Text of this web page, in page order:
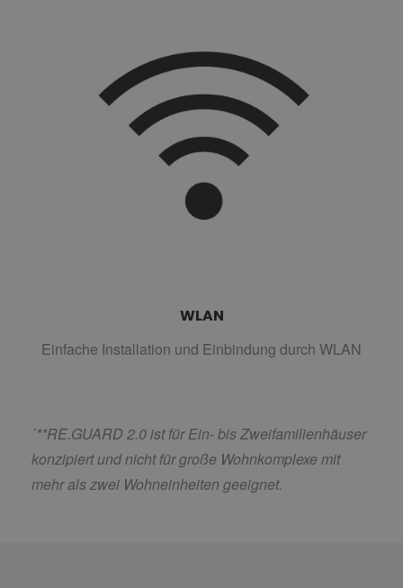
WLAN
Einfache Installation und Einbindung durch WLAN
´**RE.GUARD 2.0 ist für Ein- bis Zweifamilienhäuser
konzipiert und nicht für große Wohnkomplexe mit
mehr als zwei Wohneinheiten geeignet.